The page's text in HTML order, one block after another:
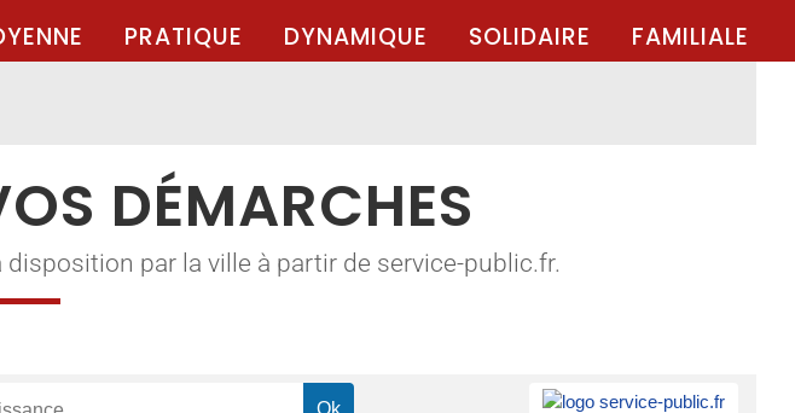
PRATIQUE DYNAMIQUE SOLIDAIRE FAMILIALE
DÉMARCHES
par la ville à partir de service-public.fr.